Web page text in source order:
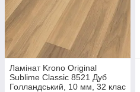
Ламінат Krono Original
Sublime Classic 8521 Дуб
Голландський, 10 мм, 32 клас